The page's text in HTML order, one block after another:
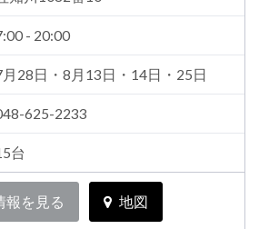
- 20:00
月28日・8月13日・14日・25日
625-2233
台
報を見る 地図